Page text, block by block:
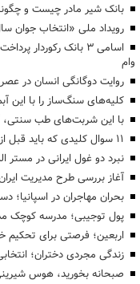
بانک شیر مادر چیست و
رویداد ملی «انتخاب جوان سال ۱۴۰۴»
اسامی ۳ بانک
وام
روایت دوگانگی انسان در عصر
کلیه‌های سنگ‌ساز را با این
با این شربت‌های طب سنتی،
۱۱ سوال کلیدی که باید قبل از ازدواج از همسر آینده‌تان بپرسید +اینفوگرافی
نبرد دو غول ایرانی در مستر المپیا ۲۰۲۶؛ بهروز تابانی
آغاز بررسی طرح مدیریت
بحران مهاجران در
پول توجیبی؛ مدرسه کوچک
اربعین؛ فرصتی برای تحکیم
زندگی مجردی دختران؛
صبحانه بخورید، هوس